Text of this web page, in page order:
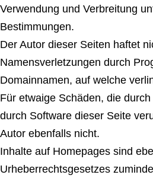
Verwendung und Verbreitung
Bestimmungen.
Der Autor dieser Seiten haftet
Namensverletzungen durch
Domainnamen, auf welche
Für etwaige Schäden, die
durch Software dieser Seite
Autor ebenfalls nicht.
Inhalte auf Homepages sind
Urheberrechtsgesetzes